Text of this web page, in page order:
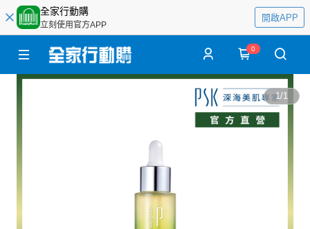
全家行動購
立刻使用官方APP
開啟APP
0
1/1